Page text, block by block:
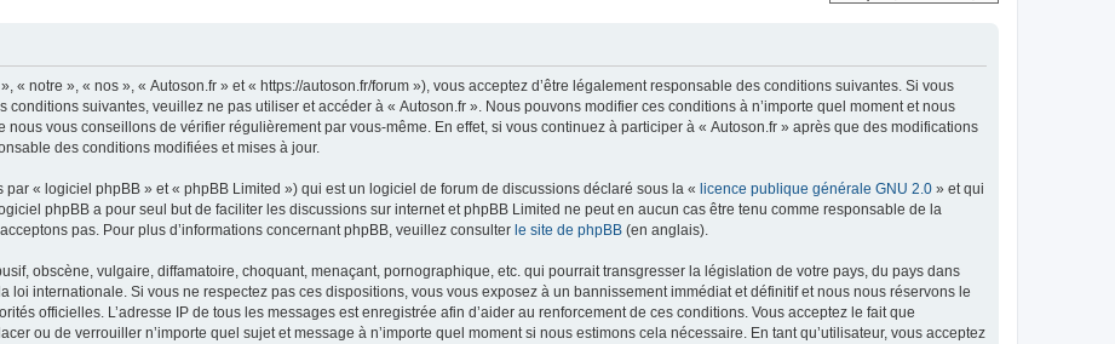
« notre », « nos », « Autoson.fr » et « https://autoson.fr/forum »), vous acceptez d’être légalement responsable des conditions suivantes. Si vous
conditions suivantes, veuillez ne pas utiliser et accéder à « Autoson.fr ». Nous pouvons modifier ces conditions à n’importe quel moment et nous
vous conseillons de vérifier régulièrement par vous-même. En effet, si vous continuez à participer à « Autoson.fr » après que des modifications
des conditions modifiées et mises à jour.
« logiciel phpBB » et « phpBB Limited ») qui est un logiciel de forum de discussions déclaré sous la « licence publique générale GNU 2.0 » et qui
phpBB a pour seul but de faciliter les discussions sur internet et phpBB Limited ne peut en aucun cas être tenu comme responsable de la
pas. Pour plus d’informations concernant phpBB, veuillez consulter le site de phpBB (en anglais).
obscène, vulgaire, diffamatoire, choquant, menaçant, pornographique, etc. qui pourrait transgresser la législation de votre pays, du pays dans
loi internationale. Si vous ne respectez pas ces dispositions, vous vous exposez à un bannissement immédiat et définitif et nous nous réservons le
officielles. L’adresse IP de tous les messages est enregistrée afin d’aider au renforcement de ces conditions. Vous acceptez le fait que
ou de verrouiller n’importe quel sujet et message à n’importe quel moment si nous estimons cela nécessaire. En tant qu’utilisateur, vous acceptez